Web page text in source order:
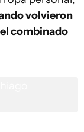
volvieron
combinado